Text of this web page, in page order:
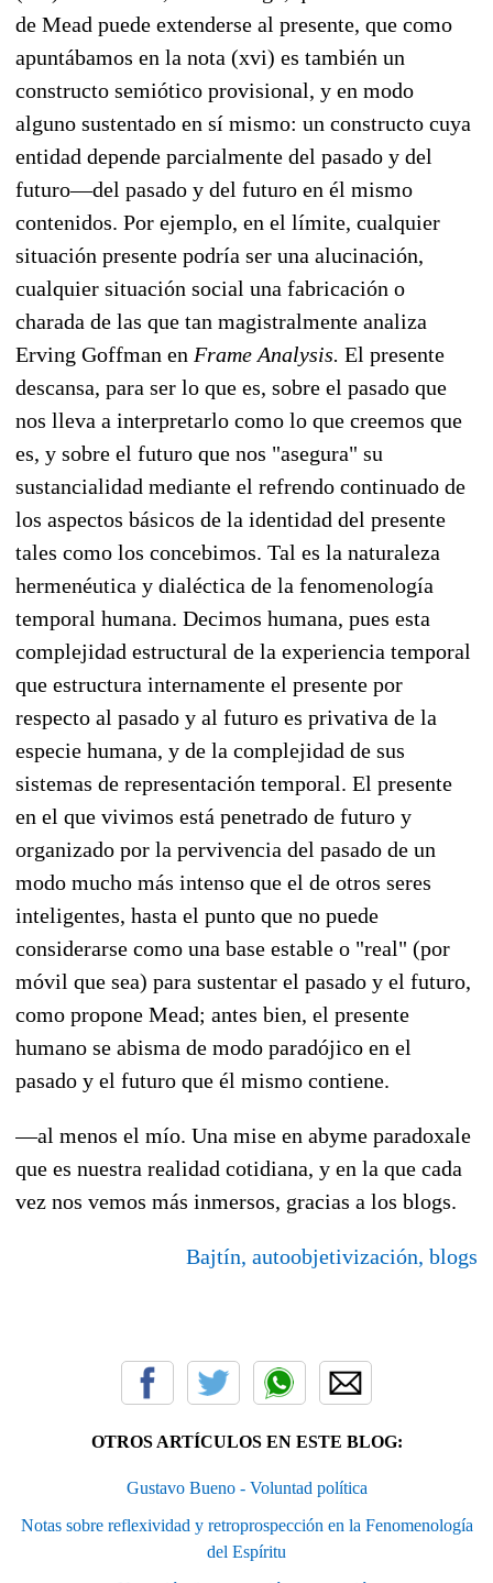
de Mead puede extenderse al presente, que como
apuntábamos en la nota (xvi) es también un
constructo semiótico provisional, y en modo
alguno sustentado en sí mismo: un constructo cuya
entidad depende parcialmente del pasado y del
futuro—del pasado y del futuro en él mismo
contenidos. Por ejemplo, en el límite, cualquier
situación presente podría ser una alucinación,
cualquier situación social una fabricación o
charada de las que tan magistralmente analiza
Erving Goffman en Frame Analysis. El presente
descansa, para ser lo que es, sobre el pasado que
nos lleva a interpretarlo como lo que creemos que
es, y sobre el futuro que nos "asegura" su
sustancialidad mediante el refrendo continuado de
los aspectos básicos de la identidad del presente
tales como los concebimos. Tal es la naturaleza
hermenéutica y dialéctica de la fenomenología
temporal humana. Decimos humana, pues esta
complejidad estructural de la experiencia temporal
que estructura internamente el presente por
respecto al pasado y al futuro es privativa de la
especie humana, y de la complejidad de sus
sistemas de representación temporal. El presente
en el que vivimos está penetrado de futuro y
organizado por la pervivencia del pasado de un
modo mucho más intenso que el de otros seres
inteligentes, hasta el punto que no puede
considerarse como una base estable o "real" (por
móvil que sea) para sustentar el pasado y el futuro,
como propone Mead; antes bien, el presente
humano se abisma de modo paradójico en el
pasado y el futuro que él mismo contiene.
—al menos el mío. Una mise en abyme paradoxale
que es nuestra realidad cotidiana, y en la que cada
vez nos vemos más inmersos, gracias a los blogs.
Bajtín, autoobjetivización, blogs
OTROS ARTÍCULOS EN ESTE BLOG:
Gustavo Bueno - Voluntad política
Notas sobre reflexividad y retroprospección en la Fenomenología
del Espíritu